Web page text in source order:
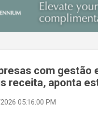
com gestão
receita, aponta
05:16:00 PM